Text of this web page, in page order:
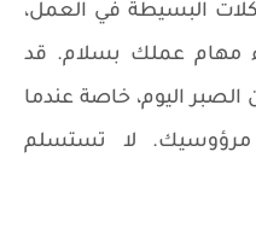
البسيطة في العمل،
مهام عملك بسلام. قد
الصبر اليوم، خاصة عندما
مرؤوسيك. لا تستسلم